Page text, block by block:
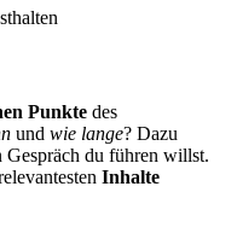
Punkte des
und wie lange? Dazu
Gespräch du führen willst.
Inhalte